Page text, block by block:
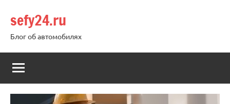
содержимому
sefy24.ru
Блог об автомобилях